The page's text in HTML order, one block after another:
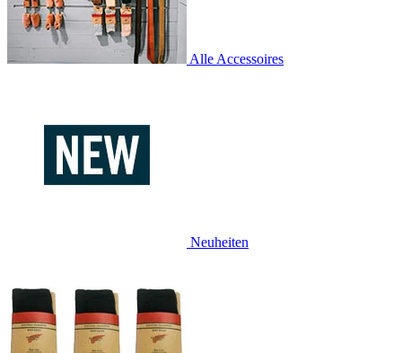
Alle Accessoires
Neuheiten